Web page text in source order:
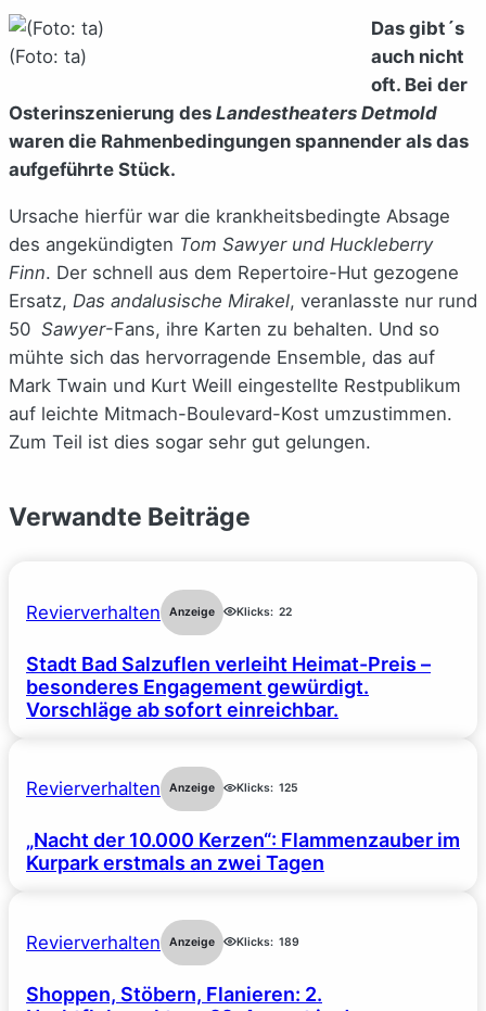
(Foto: ta)
Das gibt´s
auch nicht
oft. Bei der
Osterinszenierung des Landestheaters Detmold
waren die Rahmenbedingungen spannender als das
aufgeführte Stück.
Ursache hierfür war die krankheitsbedingte Absage
des angekündigten Tom Sawyer und Huckleberry
Finn. Der schnell aus dem Repertoire-Hut gezogene
Ersatz, Das andalusische Mirakel, veranlasste nur rund
50 Sawyer-Fans, ihre Karten zu behalten. Und so
mühte sich das hervorragende Ensemble, das auf
Mark Twain und Kurt Weill eingestellte Restpublikum
auf leichte Mitmach-Boulevard-Kost umzustimmen.
Zum Teil ist dies sogar sehr gut gelungen.
Verwandte Beiträge
Revierverhalten Anzeige Klicks: 22
Stadt Bad Salzuflen verleiht Heimat-Preis –
besonderes Engagement gewürdigt.
Vorschläge ab sofort einreichbar.
Revierverhalten Anzeige Klicks: 125
„Nacht der 10.000 Kerzen“: Flammenzauber im
Kurpark erstmals an zwei Tagen
Revierverhalten Anzeige Klicks: 189
Shoppen, Stöbern, Flanieren: 2.